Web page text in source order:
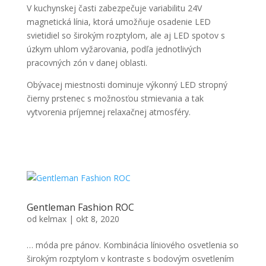
V kuchynskej časti zabezpečuje variabilitu 24V
magnetická línia, ktorá umožňuje osadenie LED
svietidiel so širokým rozptylom, ale aj LED spotov s
úzkym uhlom vyžarovania, podľa jednotlivých
pracovných zón v danej oblasti.
Obývacej miestnosti dominuje výkonný LED stropný
čierny prstenec s možnosťou stmievania a tak
vytvorenia príjemnej relaxačnej atmosféry.
Gentleman Fashion ROC
od kelmax| okt 8, 2020
… móda pre pánov. Kombinácia líniového osvetlenia so
širokým rozptylom v kontraste s bodovým osvetlením